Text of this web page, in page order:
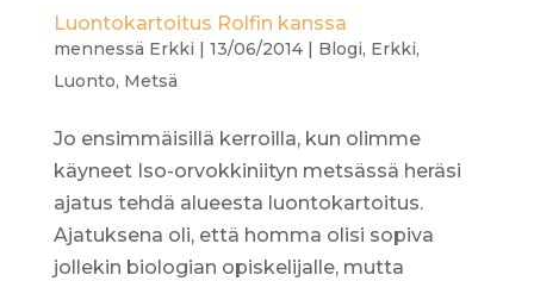
Luontokartoitus Rolfin kanssa
mennessä Erkki | 13/06/2014| Blogi, Erkki,
Luonto, Metsä
Jo ensimmäisillä kerroilla, kun olimme
käyneet Iso-orvokkiniityn metsässä heräsi
ajatus tehdä alueesta luontokartoitus.
Ajatuksena oli, että homma olisi sopiva
jollekin biologian opiskelijalle, mutta